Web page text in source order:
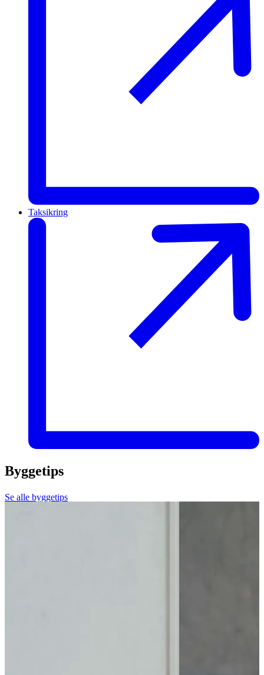
Taksikring
Byggetips
Se alle byggetips